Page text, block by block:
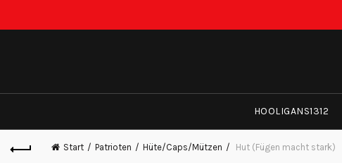
HOOLIGANS1312
Start Patrioten Hüte/Caps/Mützen Hut (Fügen macht stark)